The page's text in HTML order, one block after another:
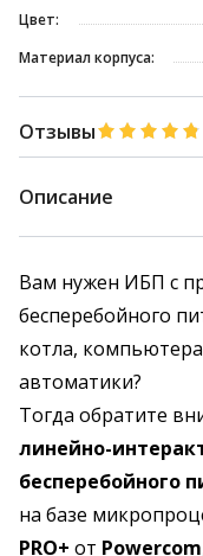
Цвет:
Материал корпуса:
Отзывы
Описание
Вам нужен ИБП с
бесперебойного
котла,
автоматики?
Тогда обратите
линейно-
бесперебойного
на базе
PRO+ от Powercom